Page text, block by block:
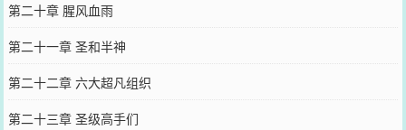
第二十章 腥风血雨
第二十一章 圣和半神
第二十二章 六大超凡组织
第二十三章 圣级高手们